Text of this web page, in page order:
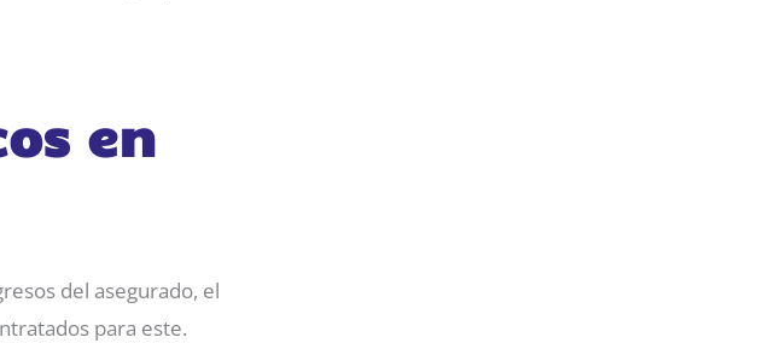
en
del asegurado, el
para este.